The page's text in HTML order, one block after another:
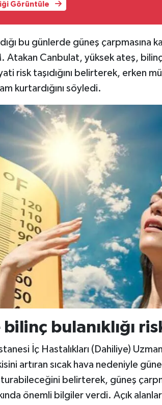
Görüntüle
bu günlerde güneş çarpmasına
Atakan Canbulat, yüksek ateş, bilinç
risk taşıdığını belirterek, erken
kurtardığını söyledi.
bulanıklığı
İç Hastalıkları (Dahiliye)
artıran sıcak hava nedeniyle
belirterek, güneş
önemli bilgiler verdi. Açık